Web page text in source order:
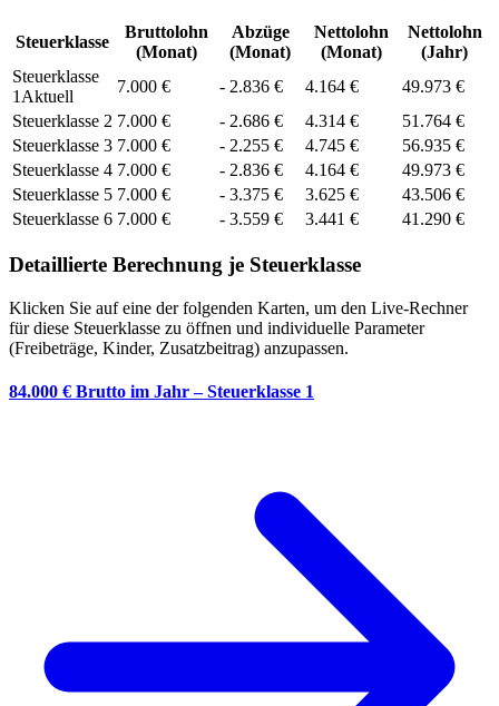
Steuerklasse
Bruttolohn
(Monat)
Abzüge
(Monat)
Nettolohn
(Monat)
Nettolohn
(Jahr)
Steuerklasse
1 Aktuell
7.000 € - 2.836 € 4.164 € 49.973 €
Steuerklasse 2 7.000 € - 2.686 € 4.314 € 51.764 €
Steuerklasse 3 7.000 € - 2.255 € 4.745 € 56.935 €
Steuerklasse 4 7.000 € - 2.836 € 4.164 € 49.973 €
Steuerklasse 5 7.000 € - 3.375 € 3.625 € 43.506 €
Steuerklasse 6 7.000 € - 3.559 € 3.441 € 41.290 €
Detaillierte Berechnung je Steuerklasse
Klicken Sie auf eine der folgenden Karten, um den Live-Rechner
für diese Steuerklasse zu öffnen und individuelle Parameter
(Freibeträge, Kinder, Zusatzbeitrag) anzupassen.
84.000 € Brutto im Jahr – Steuerklasse 1